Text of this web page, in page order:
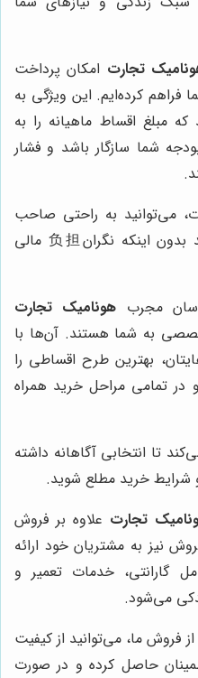
تجارت امکان پرداخت
فراهم کرده‌ایم. این ویژگی به
مبلغ اقساط ماهیانه را به
شما سازگار باشد و فشار
می‌توانید به راحتی صاحب
خودروی دلخواه خود شوید بدون اینکه نگران负担 مالی
مجرب هونامیک تجارت
به شما هستند. آن‌ها با
بهترین طرح اقساطی را
در تمامی مراحل خرید همراه
تا انتخابی آگاهانه داشته
شرایط خرید مطلع شوید.
تجارت علاوه بر فروش
نیز به مشتریان خود ارائه
گارانتی، خدمات تعمیر و
می‌شود.
فروش ما، می‌توانید از کیفیت
حاصل کرده و در صورت